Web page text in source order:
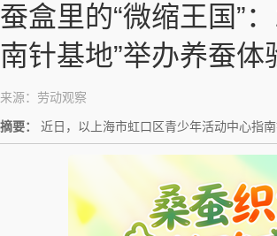
蚕盒里的“微缩王国”
南针基地”举办养蚕体
来源：劳动观察
摘要： 近日，以上海市虹口区青少年活动中心指